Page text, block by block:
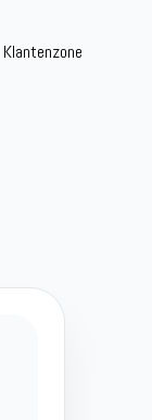
Klantenzone